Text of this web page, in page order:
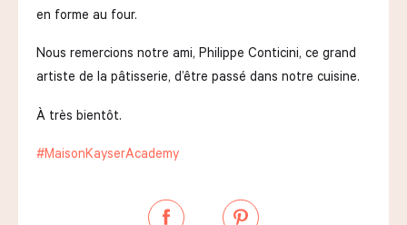
en forme au four.
Nous remercions notre ami, Philippe Conticini, ce grand
artiste de la pâtisserie, d’être passé dans notre cuisine.
À très bientôt.
#MaisonKayserAcademy